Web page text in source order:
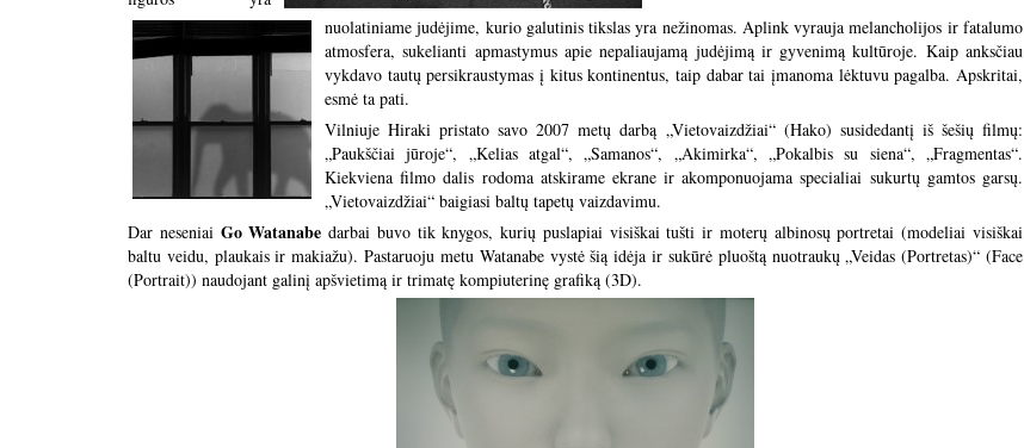
nuolatiniame judėjime, kurio galutinis tikslas yra nežinomas. Aplink vyrauja melancholijos ir fatalumo
atmosfera, sukelianti apmastymus apie nepaliaujamą judėjimą ir gyvenimą kultūroje. Kaip anksčiau
vykdavo tautų persikraustymas į kitus kontinentus, taip dabar tai įmanoma lėktuvu pagalba. Apskritai,
esmė ta pati.
Vilniuje Hiraki pristato savo 2007 metų darbą „Vietovaizdžiai“ (Hako) susidedantį iš šešių filmų:
„Paukščiai jūroje“, „Kelias atgal“, „Samanos“, „Akimirka“, „Pokalbis su siena“, „Fragmentas“.
Kiekviena filmo dalis rodoma atskirame ekrane ir akomponuojama specialiai sukurtų gamtos garsų.
„Vietovaizdžiai“ baigiasi baltų tapetų vaizdavimu.
Dar neseniai Go Watanabe darbai buvo tik knygos, kurių puslapiai visiškai tušti ir moterų albinosų portretai (modeliai visiškai
baltu veidu, plaukais ir makiažu). Pastaruoju metu Watanabe vystė šią idėja ir sukūrė pluoštą nuotraukų „Veidas (Portretas)“ (Face
(Portrait)) naudojant galinį apšvietimą ir trimatę kompiuterinę grafiką (3D).